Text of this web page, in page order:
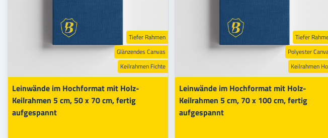
Tiefer Rahmen
Glänzendes Canvas
Keilrahmen Fichte
Leinwände im Hochformat mit Holz-
Keilrahmen 5 cm, 50 x 70 cm, fertig
aufgespannt
Tiefer
Polyester
Keilrahmen
Leinwände im Hochformat mit Holz-
Keilrahmen 5 cm, 70 x 100 cm, fertig
aufgespannt